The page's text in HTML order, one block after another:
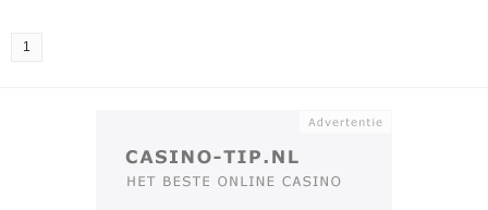
1